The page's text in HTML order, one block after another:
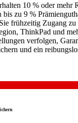
10 % oder mehr
bis zu 9 %
frühzeitig Zugang
ThinkPad und
verfolgen,
und ein